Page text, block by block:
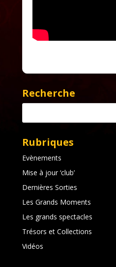
Recherche
Rubriques
Evènements
Mise à jour ‘club’
Dernières Sorties
Les Grands Moments
Les grands spectacles
Trésors et Collections
Vidéos